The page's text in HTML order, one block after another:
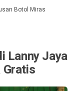
Botol Miras
Lanny Jaya